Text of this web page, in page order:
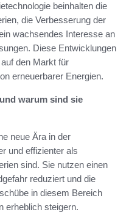
beinhalten die
die Verbesserung der
wachsendes Interesse an
Diese Entwicklungen
den Markt für
erneuerbarer Energien.
warum sind sie
neue Ära in der
und effizienter als
sind. Sie nutzen einen
reduziert und die
in diesem Bereich
erheblich steigern.